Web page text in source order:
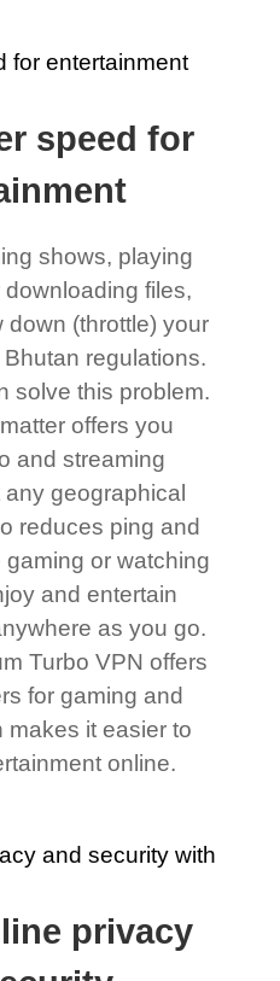
speed for
shows, playing
files,
down (throttle) your
regulations.
solve this problem.
offers you
and streaming
geographical
reduces ping and
or watching
and entertain
as you go.
Turbo VPN offers
for gaming and
makes it easier to
online.
privacy